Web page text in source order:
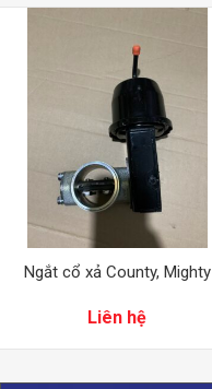
Ngắt cổ xả County, Mighty
Liên hệ